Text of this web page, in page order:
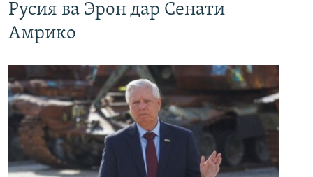
Русия ва Эрон дар Сенати
Амрико